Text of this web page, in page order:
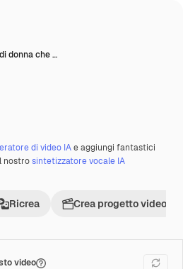
donna che …
di video IAe aggiungi fantastici
nostrosintetizzatore vocale IA
Ricrea Crea progetto video
video